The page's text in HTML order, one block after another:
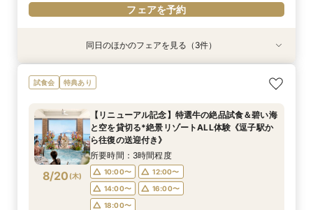
フェアを予約
8/19(水)
＜式場探しを始めたばかりのふたりにオススメ初
級編フェア＞来店・登録不要！オンライン結婚相
所要時間：1時間程度
11:00〜
フェアを予約
特典あり
8/19(水)
【60分クイックフェア】デートも兼ねて*会場内
覧×ダンドリ安心の相談会＆送迎付き
10:00〜
12:00〜
14:00〜
16:00〜
18:00〜
フェアを予約
特典あり
8/19(水)
【6名～貸切可◇少人数WD】碧の絶景と美食で
もてなすステイリゾートWD◇特選牛の絶品試食
フト券1.5万円分プレゼント》
所要時間：3時間程度
10:00〜
12:00〜
14:00〜
16:00〜
18:00〜
フェアを予約
同日のほかのフェアを見る（3件）
試食会 特典あり
8/20 (木)
【リニューアル記念】特選牛の絶品試食＆碧い海
と空を貸切る*絶景リゾートALL体験《逗子駅か
ら往復の送迎付き》
所要時間：3時間程度
10:00〜
12:00〜
14:00〜
16:00〜
18:00〜